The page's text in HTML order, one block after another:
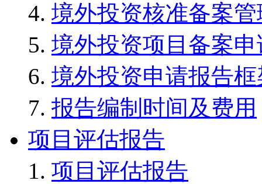
境外投资核准备案
境外投资项目备案
境外投资申请报告框
报告编制时间及费用
项目评估报告
项目评估报告